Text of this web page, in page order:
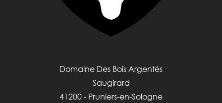
Domaine Des Bois Argentés
Saugirard
41200 - Pruniers-en-Sologne